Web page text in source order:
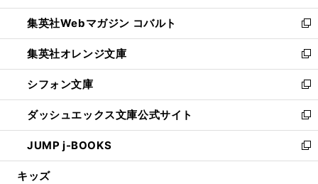
開
く
ウ
で
開
く
ン
ド
ウ
で
開
く
ウ
ィ
ン
ド
ウ
で
開
く
集英社Webマガジン コバルト
新
し
い
ウ
ィ
ン
ド
ウ
で
開
集英社オレンジ文庫
新
し
い
ウ
ィ
ン
ド
ウ
シフォン文庫
新
し
い
ウ
ィ
ン
ダッシュエックス文庫公式サイト
新
し
い
ウ
JUMP j-BOOKS
新
し
キッズ